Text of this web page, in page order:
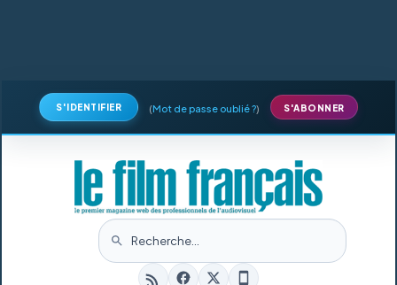
S'IDENTIFIER (Mot de passe oublié ?) S'ABONNER